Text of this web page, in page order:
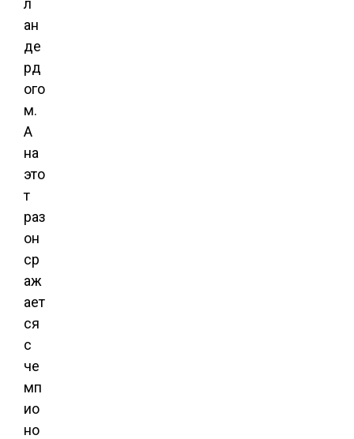
ан
де
рд
ого
м.
А
на
это
т
раз
он
ср
аж
ает
ся
с
че
мп
ио
но